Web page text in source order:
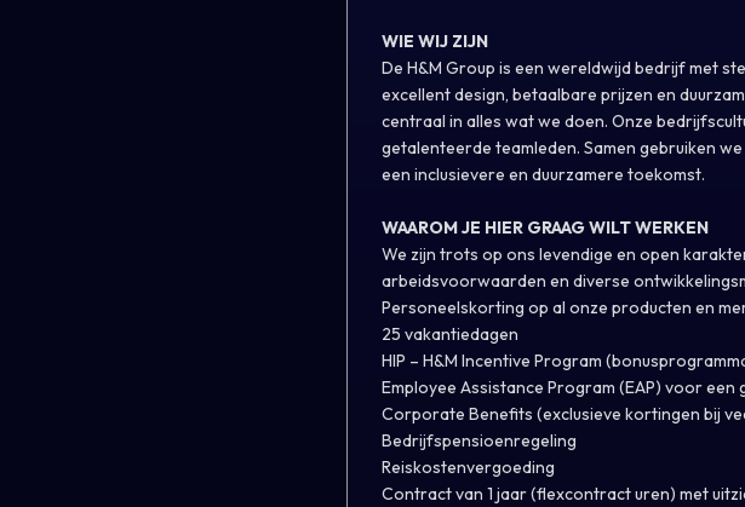
WIE WIJ ZIJN
De H&M Group is een wereldwijd bedrijf met
excellent design, betaalbare prijzen en
centraal in alles wat we doen. Onze
getalenteerde teamleden. Samen gebruiken
een inclusievere en duurzamere toekomst.
WAAROM JE HIER GRAAG WILT WERKEN
We zijn trots op ons levendige en open
arbeidsvoorwaarden en diverse
Personeelskorting op al onze producten en
25 vakantiedagen
HIP – H&M Incentive Program
Employee Assistance Program (EAP) voor
Corporate Benefits (exclusieve kortingen bij
Bedrijfspensioenregeling
Reiskostenvergoeding
Contract van 1 jaar (flexcontract uren) met